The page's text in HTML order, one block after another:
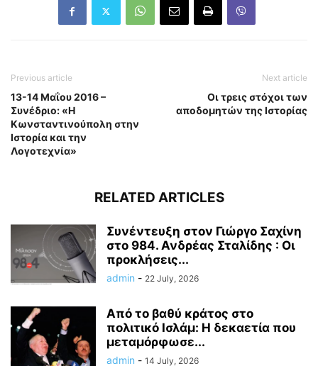
Previous article
13-14 Μαΐου 2016 –
Συνέδριο: «Η
Κωνσταντινούπολη στην
Ιστορία και την
Λογοτεχνία»
Next article
Οι τρεις στόχοι των
αποδομητών της Ιστορίας
RELATED ARTICLES
Συνέντευξη στον Γιώργο Σαχίνη
στο 984. Ανδρέας Σταλίδης : Οι
προκλήσεις...
admin - 22 July, 2026
Από το βαθύ κράτος στο
πολιτικό Ισλάμ: Η δεκαετία που
μεταμόρφωσε...
admin - 14 July, 2026